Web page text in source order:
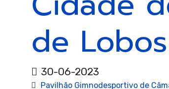
de Lobos
30-06-2023
Pavilhão Gimnodesportivo de